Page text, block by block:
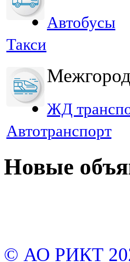
Автобусы
Такси
ЖД
Автотранспорт
Новые
© АО РИКТ